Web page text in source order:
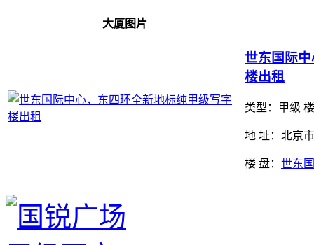
大厦图片
世东国际
楼出租
类型： 甲级
地 址：北京
楼 盘： 世东